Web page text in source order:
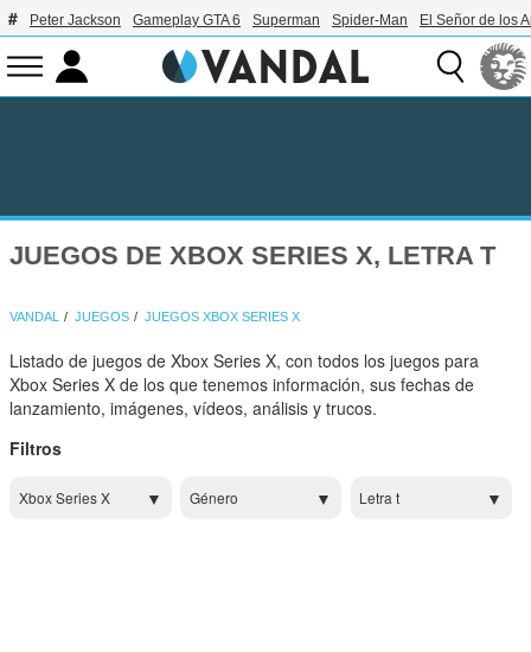
Peter Jackson Gameplay GTA 6 Superman Spider-Man El Señor de los
JUEGOS DE XBOX SERIES X, LETRA T
VANDAL JUEGOS JUEGOS XBOX SERIES X
Listado de juegos de Xbox Series X, con todos los juegos para
Xbox Series X de los que tenemos información, sus fechas de
lanzamiento, imágenes, vídeos, análisis y trucos.
Filtros
Xbox Series X Género Letra t